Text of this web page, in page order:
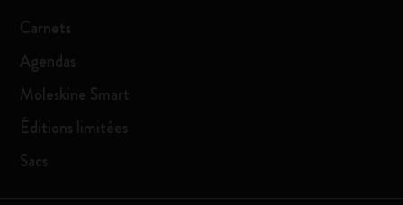
Carnets
Agendas
Moleskine Smart
Éditions limitées
Sacs